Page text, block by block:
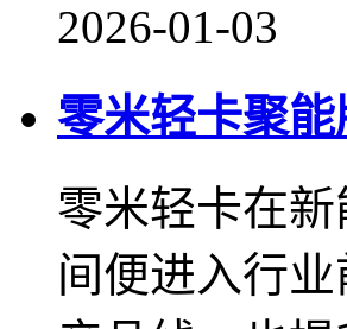
2026-01-03
零米轻卡聚
零米轻卡在
间便进入行